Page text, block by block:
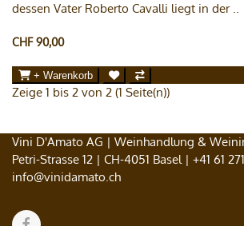
dessen Vater Roberto Cavalli liegt in der ..
CHF 90,00
+ Warenkorb
Zeige 1 bis 2 von 2 (1 Seite(n))
Vini D'Amato AG | Weinhandlung &
Petri-Strasse 12 | CH-4051 Basel | +41 61
info@vinidamato.ch